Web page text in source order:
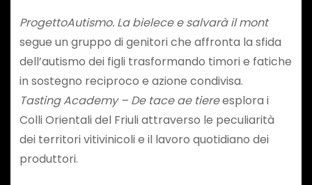
ProgettoAutismo. La bielece e salvarà il mont
segue un gruppo di genitori che affronta la sfida
dell’autismo dei figli trasformando timori e fatiche
in sostegno reciproco e azione condivisa.
Tasting Academy – De tace ae tiereesplora i
Colli Orientali del Friuli attraverso le peculiarità
dei territori vitivinicoli e il lavoro quotidiano dei
produttori.